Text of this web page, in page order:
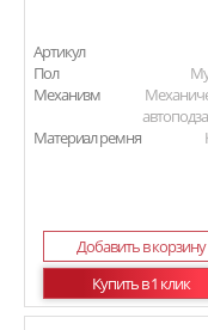
Артикул
Пол
Механизм
Материал ремня
Добавить в корзину
Купить в 1 клик